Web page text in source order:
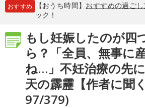
おすすめ 【おうち時間】 おすすめの過ごし
ック！
もし妊娠したのが四
ら？「全員、無事に
ね…」不妊治療の先
天の霹靂【作者に聞
97/379)